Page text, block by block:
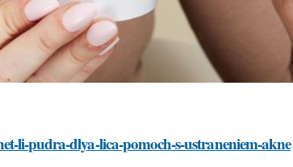
li-pudra-dlya-lica-pomoch-s-ustraneniem-akne